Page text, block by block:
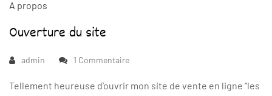
A propos
Ouverture du site
admin 1 Commentaire
Tellement heureuse d’ouvrir mon site de vente en ligne “les